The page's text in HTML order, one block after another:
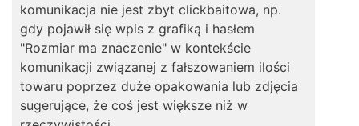
komunikacja nie jest zbyt clickbaitowa, np.
gdy pojawił się wpis z grafiką i hasłem
"Rozmiar ma znaczenie" w kontekście
komunikacji związanej z fałszowaniem ilości
towaru poprzez duże opakowania lub zdjęcia
sugerujące, że coś jest większe niż w